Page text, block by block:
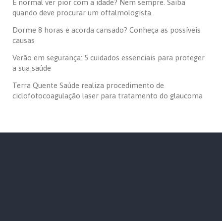
É normal ver pior com a idade? Nem sempre. Saiba
quando deve procurar um oftalmologista.
Dorme 8 horas e acorda cansado? Conheça as possíveis
causas
Verão em segurança: 5 cuidados essenciais para proteger
a sua saúde
Terra Quente Saúde realiza procedimento de
ciclofotocoagulação laser para tratamento do glaucoma